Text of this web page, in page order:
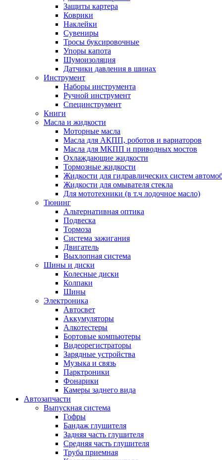
Защиты картера
Коврики
Наклейки
Сувениры
Тросы буксировочные
Упоры капота
Шумоизоляция
Датчики давления в шинах
Инструмент
Наборы инструмента
Ручной инструмент
Специнструмент
Книги
Масла и жидкости
Моторные масла
Масла для АКПП, роботов и вариаторов
Масла для МКПП и приводных мостов
Охлаждающие жидкости
Тормозные жидкости
Жидкости для гидравлических систем
Жидкости для омывателя стекла
Для мототехники (в т.ч лодочное масло)
Тюнинг
Альтернативная оптика
Подвеска
Тормоза
Система зажигания
Двигатель
Выхлопная система
Шины и диски
Колесные диски
Колпаки
Шины
Электроника
Автосвет
Аккумуляторы
Алкотестеры
Бортовые компьютеры
Видеорегистраторы
Зарядные устройства
Музыка и связь
Парктроники
Фонарики
Камеры заднего вида
Автозапчасти
Выпускная система
Гофры
Бандаж глушителя
Задняя часть глушителя
Средняя часть глушителя
Труба приемная